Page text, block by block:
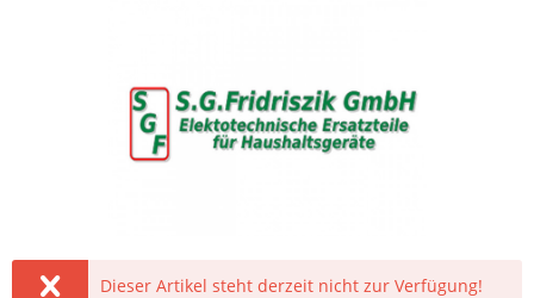
Dieser Artikel steht derzeit nicht zur Verfügung!